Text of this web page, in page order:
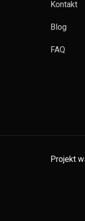
Kontakt
Blog
FAQ
Projekt